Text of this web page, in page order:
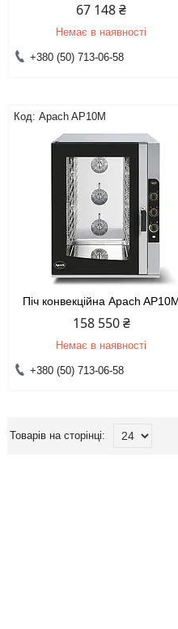
67 148 ₴
Немає в наявності
+380 (50) 713-06-58
Apach AP10M
Піч конвекційна Apach
158 550 ₴
Немає в наявності
+380 (50) 713-06-58